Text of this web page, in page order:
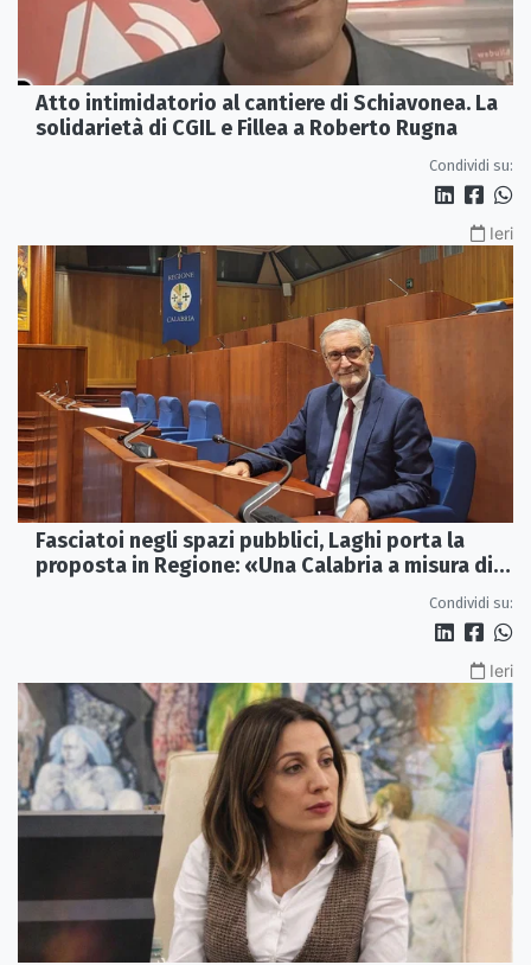
Atto intimidatorio al cantiere di Schiavonea. La
solidarietà di CGIL e Fillea a Roberto Rugna
Condividi su:
Ieri
Fasciatoi negli spazi pubblici, Laghi porta la
proposta in Regione: «Una Calabria a misura di
Condividi su:
Ieri